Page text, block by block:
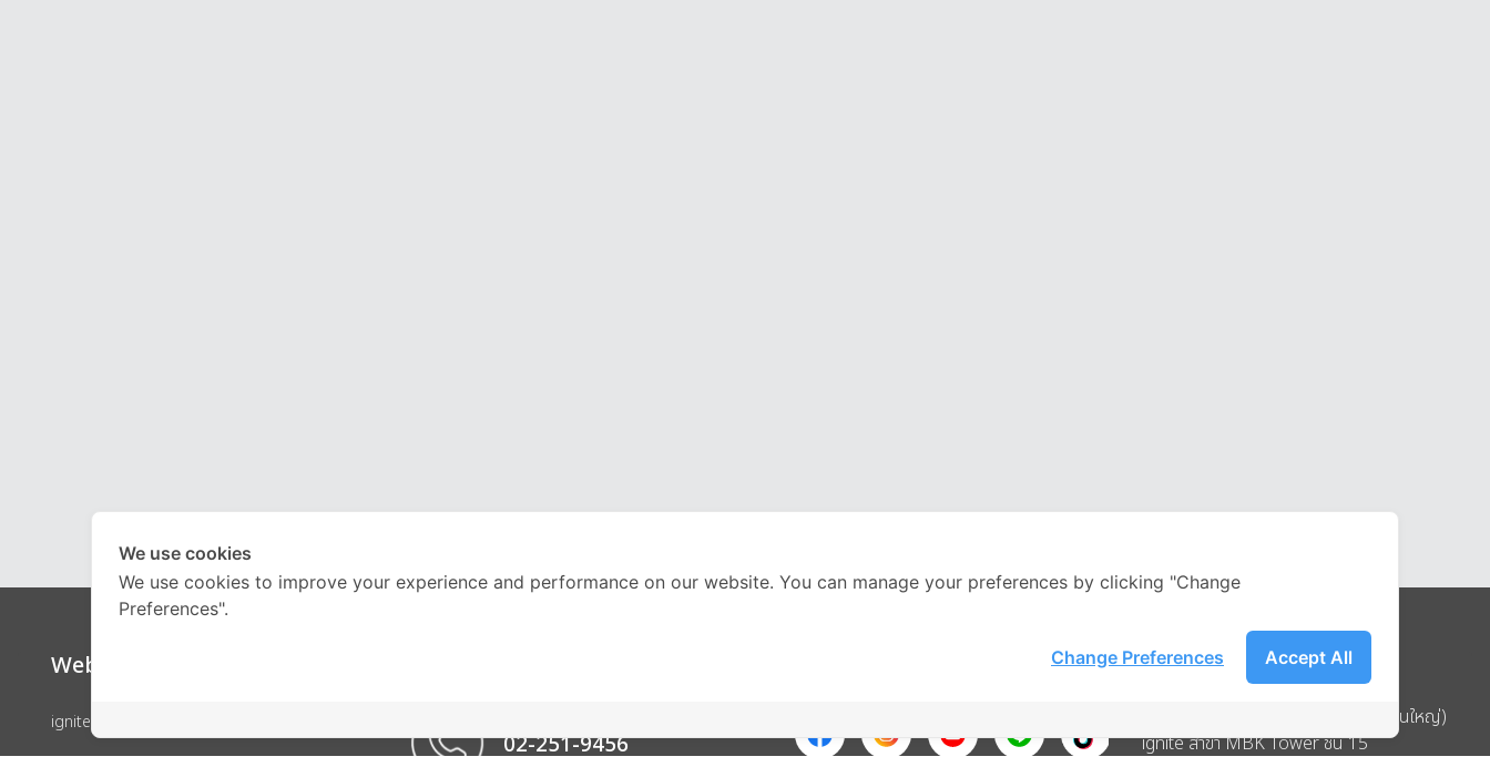
Website
ignite by OnDemand
02-251-9456
Address
บริษัท อิกไนท์ เอ สตาร์ จำกัด (สำนักงานใหญ่)
ignite สาขา MBK Tower ชั้น 15
We use cookies
We use cookies to improve your experience and performance on our website. You can manage your preferences by clicking "Change
Preferences".
Accept All
Change Preferences